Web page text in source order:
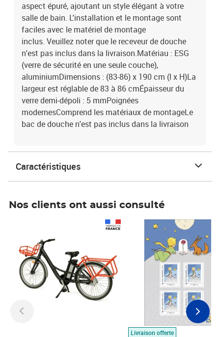
aspect épuré, ajoutant un style élégant à votre
salle de bain. L'installation et le montage sont
faciles avec le matériel de montage
inclus. Veuillez noter que le receveur de douche
n'est pas inclus dans la livraison.Matériau : ESG
(verre de sécurité en une seule couche),
aluminiumDimensions : (83-86) x 190 cm (l x H)La
largeur est réglable de 83 à 86 cmÉpaisseur du
verre demi-dépoli : 5 mmPoignées
modernesComprend les matériaux de montageLe
bac de douche n'est pas inclus dans la livraison
Caractéristiques
Nos clients ont aussi consulté
Livraison offerte
Prix 7,50€